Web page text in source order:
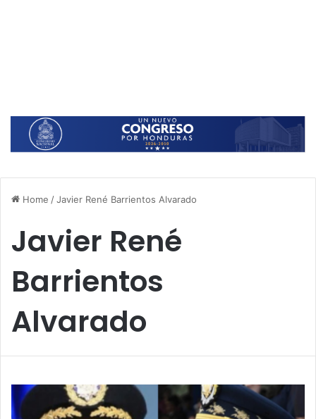
Home /Javier René Barrientos Alvarado
Javier René
Barrientos
Alvarado